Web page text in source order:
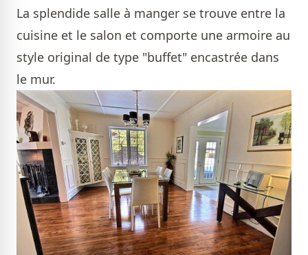
La splendide salle à manger se trouve entre la
cuisine et le salon et comporte une armoire au
style original de type "buffet" encastrée dans
le mur.